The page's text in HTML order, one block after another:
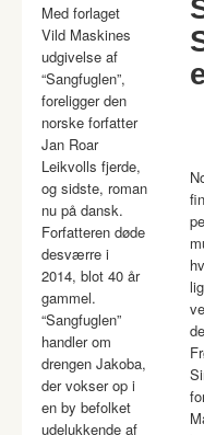
Med forlaget
Vild Maskines
udgivelse af
“Sangfuglen”,
foreligger den
norske forfatter
Jan Roar
Leikvolls fjerde,
og sidste, roman
nu på dansk.
Forfatteren døde
desværre i
2014, blot 40 år
gammel.
“Sangfuglen”
handler om
drengen Jakoba,
der vokser op i
en by befolket
udelukkende af